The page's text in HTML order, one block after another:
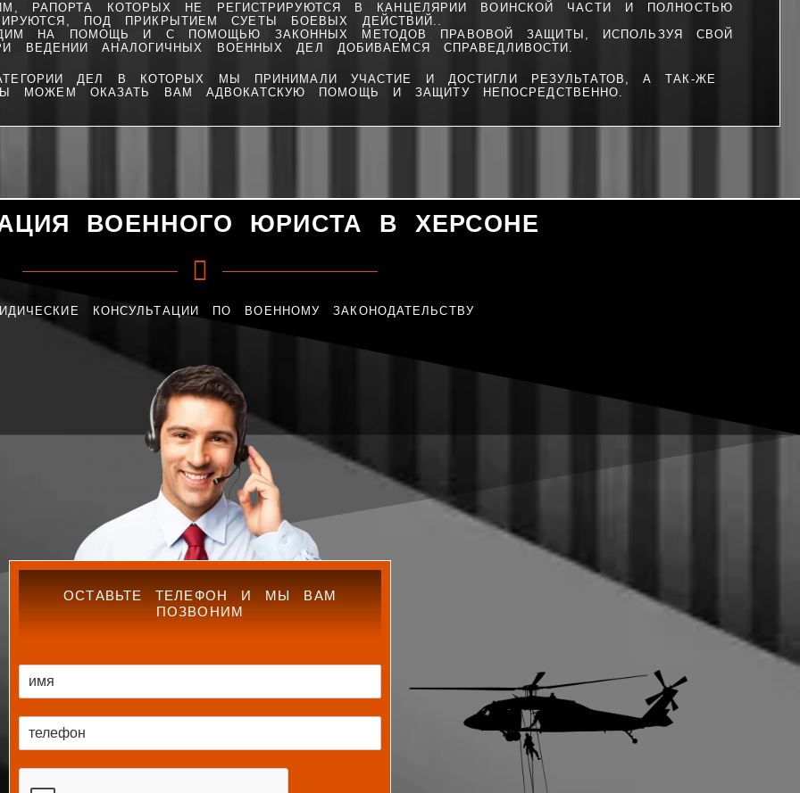
РАПОРТА КОТОРЫХ НЕ РЕГИСТРИРУЮТСЯ В КАНЦЕЛЯРИИ ВОИНСКОЙ ЧАСТИ И ПОЛНОСТЬЮ
ПОД ПРИКРЫТИЕМ СУЕТЫ БОЕВЫХ ДЕЙСТВИЙ..
НА ПОМОЩЬ И С ПОМОЩЬЮ ЗАКОННЫХ МЕТОДОВ ПРАВОВОЙ ЗАЩИТЫ, ИСПОЛЬЗУЯ СВОЙ
ВЕДЕНИИ АНАЛОГИЧНЫХ ВОЕННЫХ ДЕЛ ДОБИВАЕМСЯ СПРАВЕДЛИВОСТИ.
ДЕЛ В КОТОРЫХ МЫ ПРИНИМАЛИ УЧАСТИЕ И ДОСТИГЛИ РЕЗУЛЬТАТОВ, А ТАК-ЖЕ
МОЖЕМ ОКАЗАТЬ ВАМ АДВОКАТСКУЮ ПОМОЩЬ И ЗАЩИТУ НЕПОСРЕДСТВЕННО.
ВОЕННОГО ЮРИСТА В ХЕРСОНЕ
КОНСУЛЬТАЦИИ ПО ВОЕННОМУ ЗАКОНОДАТЕЛЬСТВУ
ОСТАВЬТЕ ТЕЛЕФОН И МЫ ВАМ
ПОЗВОНИМ